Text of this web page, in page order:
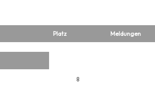
Platz Meldungen
8